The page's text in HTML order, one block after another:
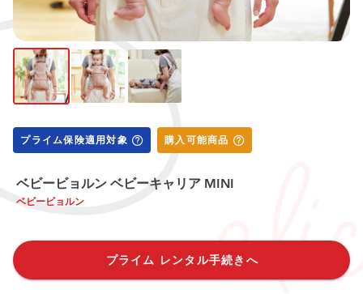
プライム保険適用対象 購入可能商品
ベビービョルン ベビーキャリア MINI
ベビービョルン
プライム レンタル手続きへ